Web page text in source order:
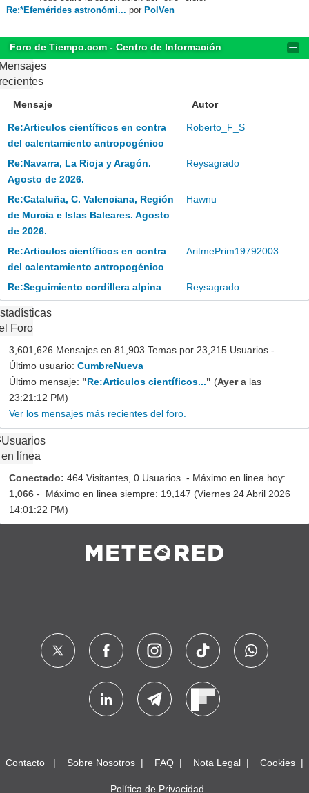
Re:*Efemérides astronómi... por PolVen
Foro de Tiempo.com - Centro de Información
Mensaje Autor
Re:Articulos científicos en contra
del calentamiento antropogénico
Roberto_F_S
Re:Navarra, La Rioja y Aragón.
Agosto de 2026.
Reysagrado
Re:Cataluña, C. Valenciana, Región
de Murcia e Islas Baleares. Agosto
de 2026.
Hawnu
Re:Articulos científicos en contra
del calentamiento antropogénico
AritmePrim19792003
Re:Seguimiento cordillera alpina Reysagrado
Foro
3,601,626 Mensajes en 81,903 Temas por 23,215 Usuarios -
Último usuario: CumbreNueva
Último mensaje: "Re:Articulos científicos..." (Ayera las
23:21:12 PM)
Ver los mensajes más recientes del foro.
Usuarios
en línea
Conectado: 464 Visitantes, 0 Usuarios - Máximo en linea hoy:
1,066 - Máximo en linea siempre: 19,147 (Viernes 24 Abril 2026
14:01:22 PM)
Contacto Sobre Nosotros FAQ Nota Legal Cookies
Política de Privacidad